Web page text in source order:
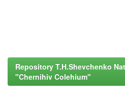
Repository T.H.Shevchenko
"Chernihiv Colehium"